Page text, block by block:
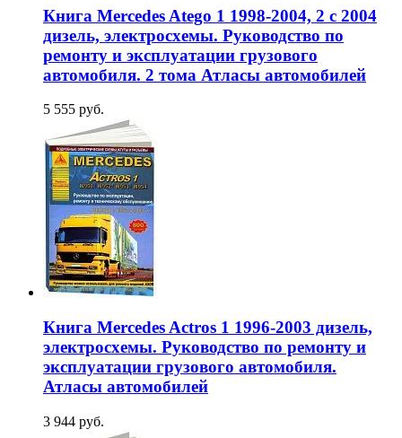
Книга Mercedes Atego 1 1998-2004, 2 с 2004
дизель, электросхемы. Руководство по
ремонту и эксплуатации грузового
автомобиля. 2 тома Атласы автомобилей
5 555 руб.
Книга Mercedes Actros 1 1996-2003 дизель,
электросхемы. Руководство по ремонту и
эксплуатации грузового автомобиля.
Атласы автомобилей
3 944 руб.